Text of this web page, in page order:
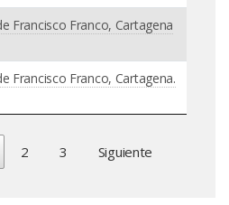
Francisco Franco, Cartagena
Francisco Franco, Cartagena.
2 3 Siguiente